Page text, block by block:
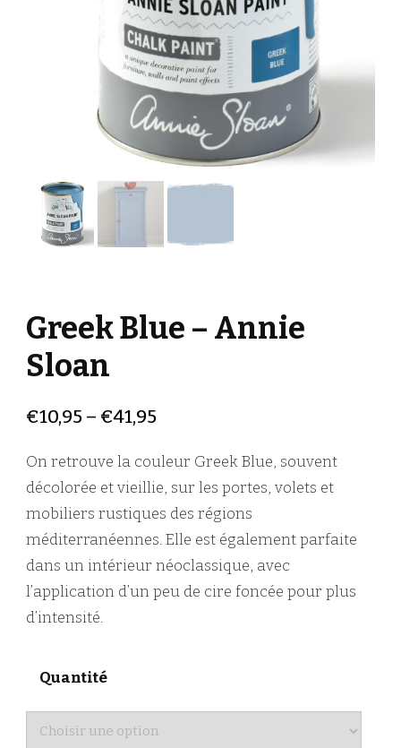
Greek Blue – Annie
Sloan
€10,95 – €41,95
On retrouve la couleur Greek Blue, souvent
décolorée et vieillie, sur les portes, volets et
mobiliers rustiques des régions
méditerranéennes. Elle est également parfaite
dans un intérieur néoclassique, avec
l’application d’un peu de cire foncée pour plus
d’intensité.
Quantité